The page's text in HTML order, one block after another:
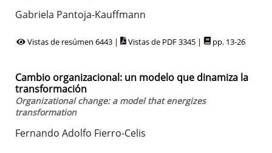
Gabriela Pantoja-Kauffmann
Vistas de resúmen 6443 | Vistas de PDF 3345 | pp. 13-26
Cambio organizacional: un modelo que dinamiza la
transformación
Organizational change: a model that energizes
transformation
Fernando Adolfo Fierro-Celis